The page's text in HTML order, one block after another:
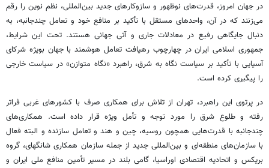
در جهان امروز، قدرت‌های نوظهور و سازوکارهای جدید بین‌المللی، نظم نوین را رقم
می‌زنند که در آن، واحدهای مستقل با تأکید بر منافع خود و تعامل چندجانبه، به
دنبال جایگاهی رفیع در معادلات جاری و آتی جهانی هستند. تحت این شرایط،
جمهوری اسلامی ایران در چهارچوب رهیافت تعامل هوشمند با جهان بویژه شرکای
آسیایی با تأکید بر سیاست نگاه به شرق، راهبرد «نگاه متوازن» در سیاست خارجی
را پیگیری کرده است.
در پرتوی این راهبرد، تهران از تلاش برای همکاری صرف با کشورهای غربی فراتر
رفته و طلوع شرق را مورد توجه و تأمل ویژه قرار داده است. همکاری‌های
چندجانبه با قدرت‌هایی همچون روسیه، چین و هند و تعامل سازنده و البته فعال
با سازمان‌های منطقه‌ای و بین‌المللی جدید از جمله سازمان همکاری شانگهای، گروه
بریکس و اتحادیه اقتصادی اوراسیا، گامی بلند در مسیر تأمین منافع ملی ایران و